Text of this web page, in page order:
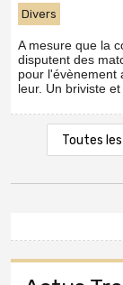
Divers
A mesure que la
disputent des
pour l'évènement
leur. Un briviste
Toutes